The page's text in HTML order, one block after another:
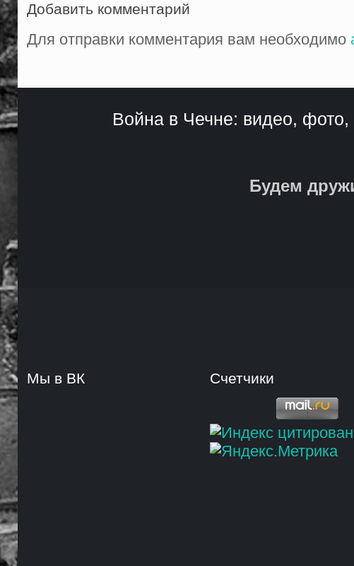
Добавить комментарий
Для отправки комментария вам необходимо
Война в Чечне: видео, фото,
Будем
Мы в ВК Счетчики